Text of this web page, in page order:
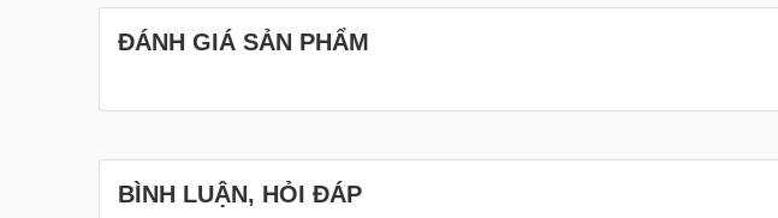
Lò Xo Chân Chống Yamaha - Độ Bền Và An Toàn Tối Ưu:
Pát tăng sên là một phần quan trọng trong hệ thống truyền động của xe máy. Sử
ĐÁNH GIÁ SẢN PHẨM
BÌNH LUẬN, HỎI ĐÁP